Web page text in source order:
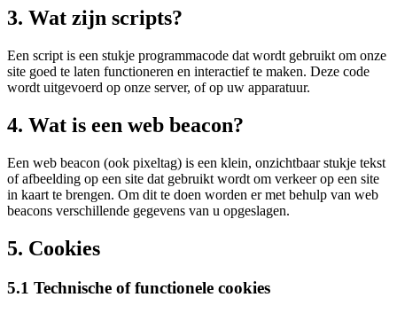
3. Wat zijn scripts?
Een script is een stukje programmacode dat wordt gebruikt om onze
site goed te laten functioneren en interactief te maken. Deze code
wordt uitgevoerd op onze server, of op uw apparatuur.
4. Wat is een web beacon?
Een web beacon (ook pixeltag) is een klein, onzichtbaar stukje tekst
of afbeelding op een site dat gebruikt wordt om verkeer op een site
in kaart te brengen. Om dit te doen worden er met behulp van web
beacons verschillende gegevens van u opgeslagen.
5. Cookies
5.1 Technische of functionele cookies